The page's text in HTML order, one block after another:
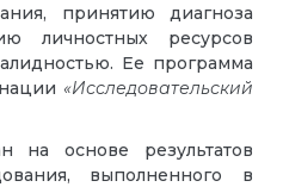
принятию диагноза
личностных ресурсов
Ее программа
«Исследовательский
на основе результатов
выполненного в